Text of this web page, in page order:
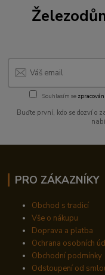
Souhlasím se
Buďte první, kdo se dozví o
PRO ZÁKAZNÍKY
Obchod s tradicí
Vše o nákupu
Doprava a platba
Ochrana osobních
Obchodní podmínky
Odstoupení od